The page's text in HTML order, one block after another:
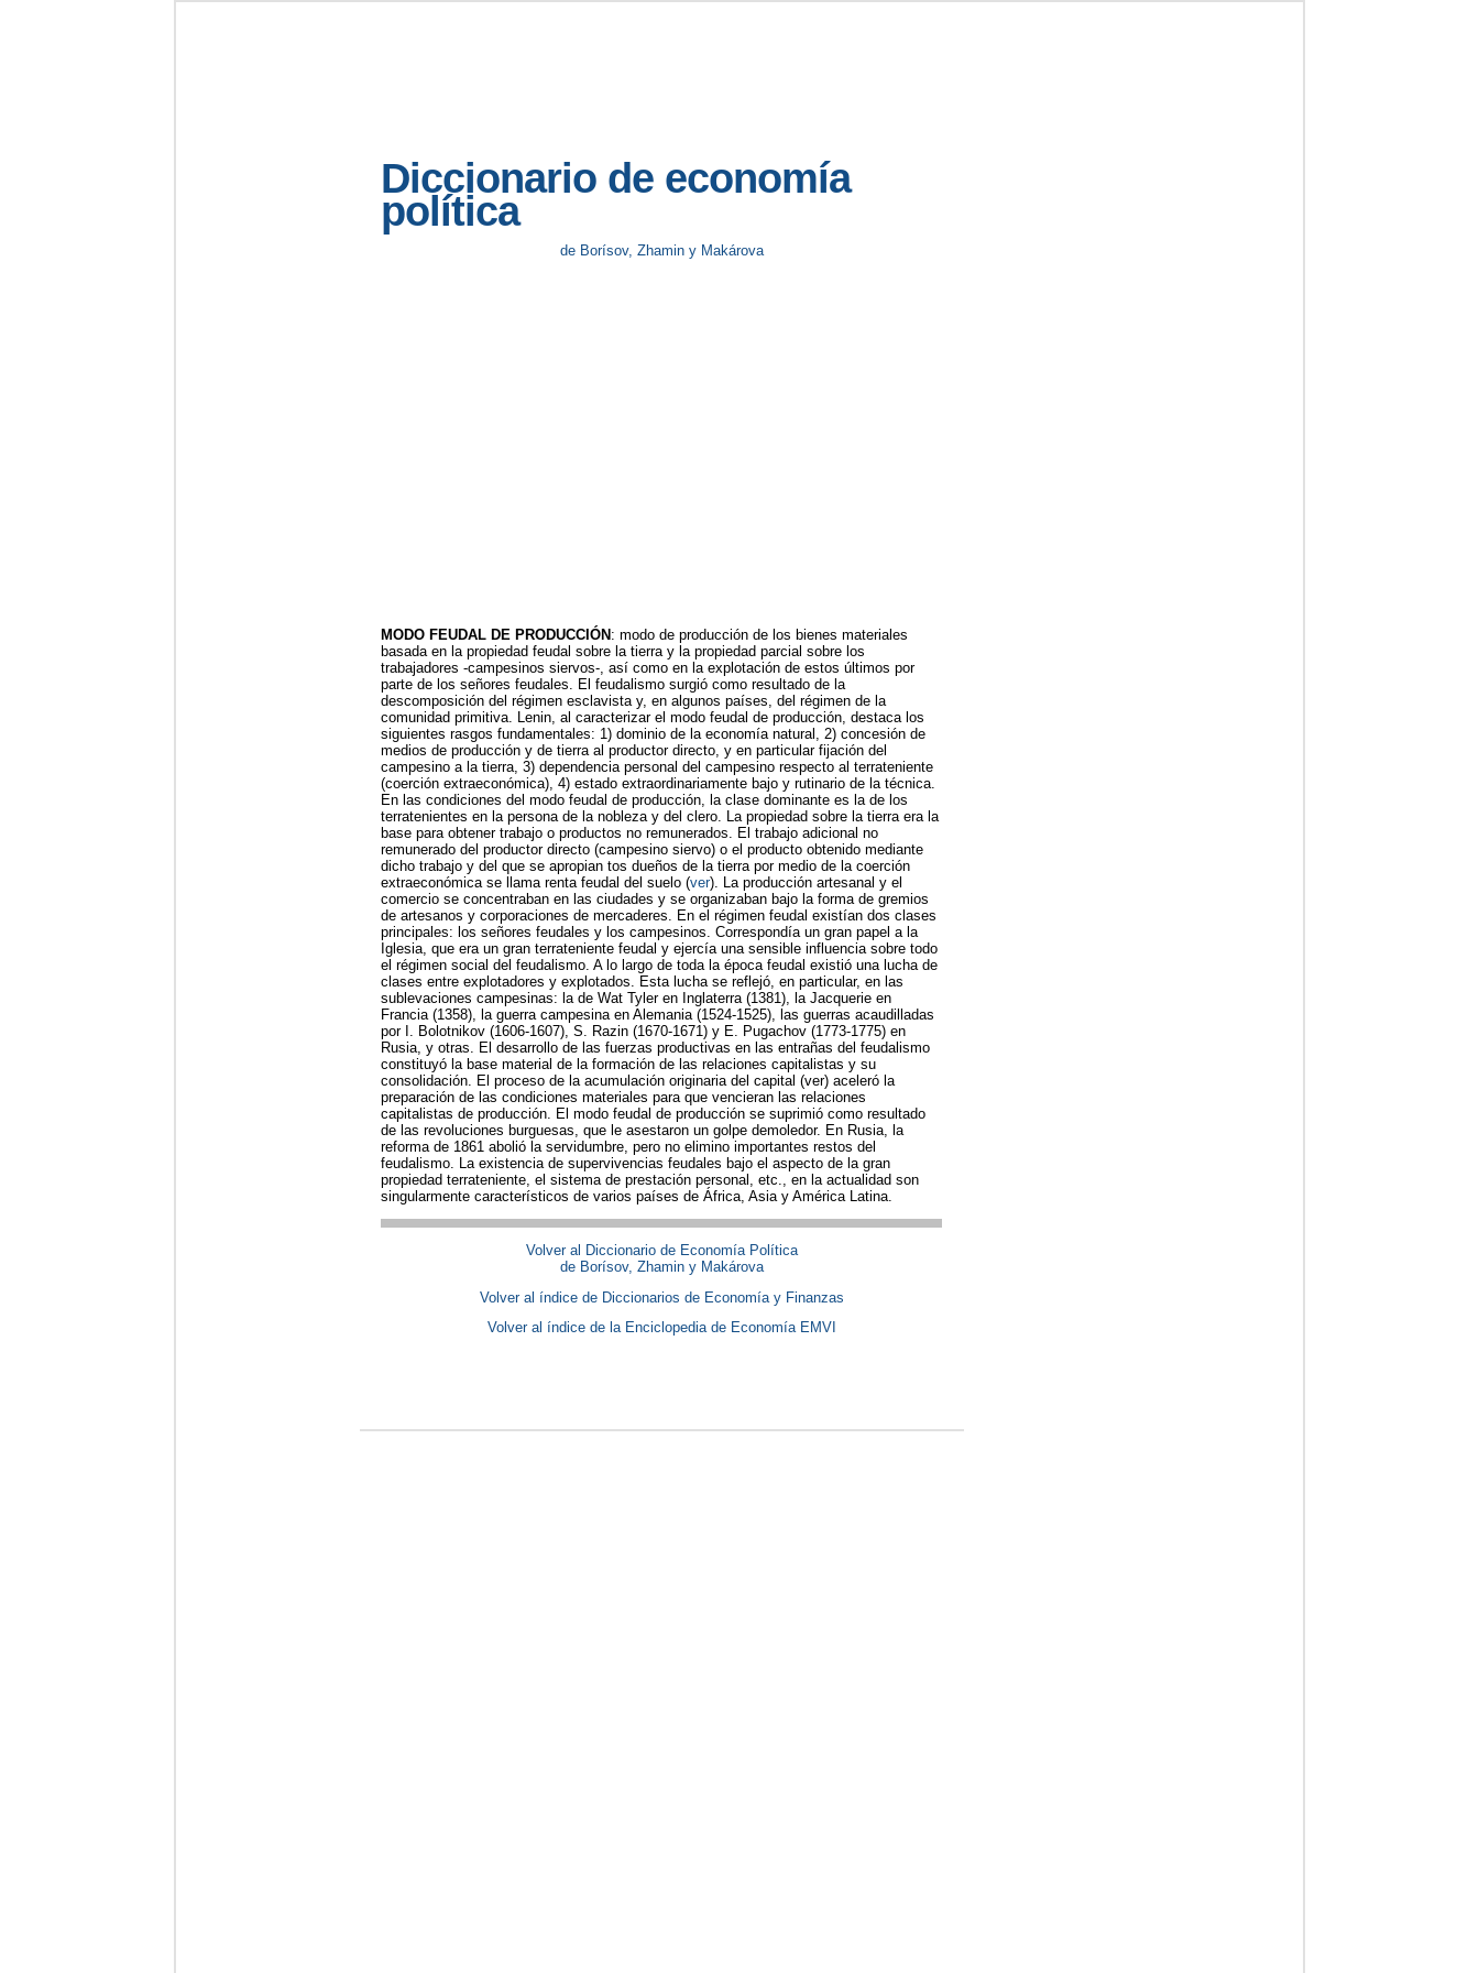
Diccionario de economía
política
de Borísov, Zhamin y Makárova
MODO FEUDAL DE PRODUCCIÓN : modo de producción de los bienes materiales
basada en la propiedad feudal sobre la tierra y la propiedad parcial sobre los
trabajadores -campesinos siervos-, así como en la explotación de estos últimos por
parte de los señores feudales. El feudalismo surgió como resultado de la
descomposición del régimen esclavista y, en algunos países, del régimen de la
comunidad primitiva. Lenin, al caracterizar el modo feudal de producción, destaca los
siguientes rasgos fundamentales: 1) dominio de la economía natural, 2) concesión de
medios de producción y de tierra al productor directo, y en particular fijación del
campesino a la tierra, 3) dependencia personal del campesino respecto al terrateniente
(coerción extraeconómica), 4) estado extraordinariamente bajo y rutinario de la técnica.
En las condiciones del modo feudal de producción, la clase dominante es la de los
terratenientes en la persona de la nobleza y del clero. La propiedad sobre la tierra era la
base para obtener trabajo o productos no remunerados. El trabajo adicional no
remunerado del productor directo (campesino siervo) o el producto obtenido mediante
dicho trabajo y del que se apropian tos dueños de la tierra por medio de la coerción
extraeconómica se llama renta feudal del suelo (ver). La producción artesanal y el
comercio se concentraban en las ciudades y se organizaban bajo la forma de gremios
de artesanos y corporaciones de mercaderes. En el régimen feudal existían dos clases
principales: los señores feudales y los campesinos. Correspondía un gran papel a la
Iglesia, que era un gran terrateniente feudal y ejercía una sensible influencia sobre todo
el régimen social del feudalismo. A lo largo de toda la época feudal existió una lucha de
clases entre explotadores y explotados. Esta lucha se reflejó, en particular, en las
sublevaciones campesinas: la de Wat Tyler en Inglaterra (1381), la Jacquerie en
Francia (1358), la guerra campesina en Alemania (1524-1525), las guerras acaudilladas
por I. Bolotnikov (1606-1607), S. Razin (1670-1671) y E. Pugachov (1773-1775) en
Rusia, y otras. El desarrollo de las fuerzas productivas en las entrañas del feudalismo
constituyó la base material de la formación de las relaciones capitalistas y su
consolidación. El proceso de la acumulación originaria del capital (ver) aceleró la
preparación de las condiciones materiales para que vencieran las relaciones
capitalistas de producción. El modo feudal de producción se suprimió como resultado
de las revoluciones burguesas, que le asestaron un golpe demoledor. En Rusia, la
reforma de 1861 abolió la servidumbre, pero no elimino importantes restos del
feudalismo. La existencia de supervivencias feudales bajo el aspecto de la gran
propiedad terrateniente, el sistema de prestación personal, etc., en la actualidad son
singularmente característicos de varios países de África, Asia y América Latina.
Volver al Diccionario de Economía Política
de Borísov, Zhamin y Makárova
Volver al índice de Diccionarios de Economía y Finanzas
Volver al índice de la Enciclopedia de Economía EMVI